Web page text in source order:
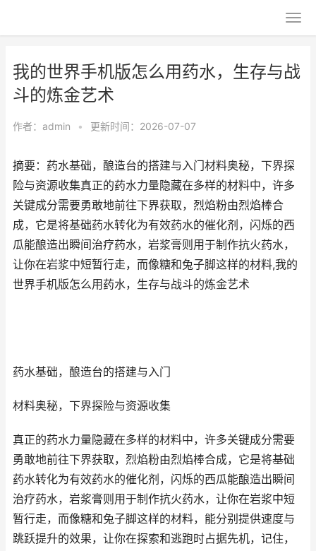
我的世界手机版怎么用药水，生存与战
斗的炼金艺术
作者： admin • 更新时间：2026-07-07
摘要：药水基础，酿造台的搭建与入门材料奥秘，下界探
险与资源收集真正的药水力量隐藏在多样的材料中，许多
关键成分需要勇敢地前往下界获取，烈焰粉由烈焰棒合
成，它是将基础药水转化为有效药水的催化剂，闪烁的西
瓜能酿造出瞬间治疗药水，岩浆膏则用于制作抗火药水，
让你在岩浆中短暂行走，而像糖和兔子脚这样的材料,我的
世界手机版怎么用药水，生存与战斗的炼金艺术
药水基础，酿造台的搭建与入门
材料奥秘，下界探险与资源收集
真正的药水力量隐藏在多样的材料中，许多关键成分需要
勇敢地前往下界获取，烈焰粉由烈焰棒合成，它是将基础
药水转化为有效药水的催化剂，闪烁的西瓜能酿造出瞬间
治疗药水，岩浆膏则用于制作抗火药水，让你在岩浆中短
暂行走，而像糖和兔子脚这样的材料，能分别提供速度与
跳跃提升的效果，让你在探索和逃跑时占据先机，记住，